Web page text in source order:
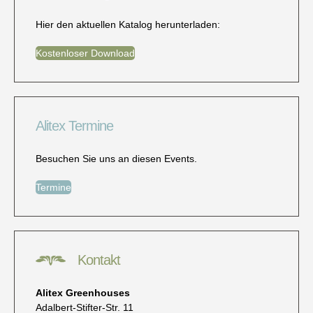
Hier den aktuellen Katalog herunterladen:
Kostenloser Download
Alitex Termine
Besuchen Sie uns an diesen Events.
Termine
Kontakt
Alitex Greenhouses
Adalbert-Stifter-Str. 11